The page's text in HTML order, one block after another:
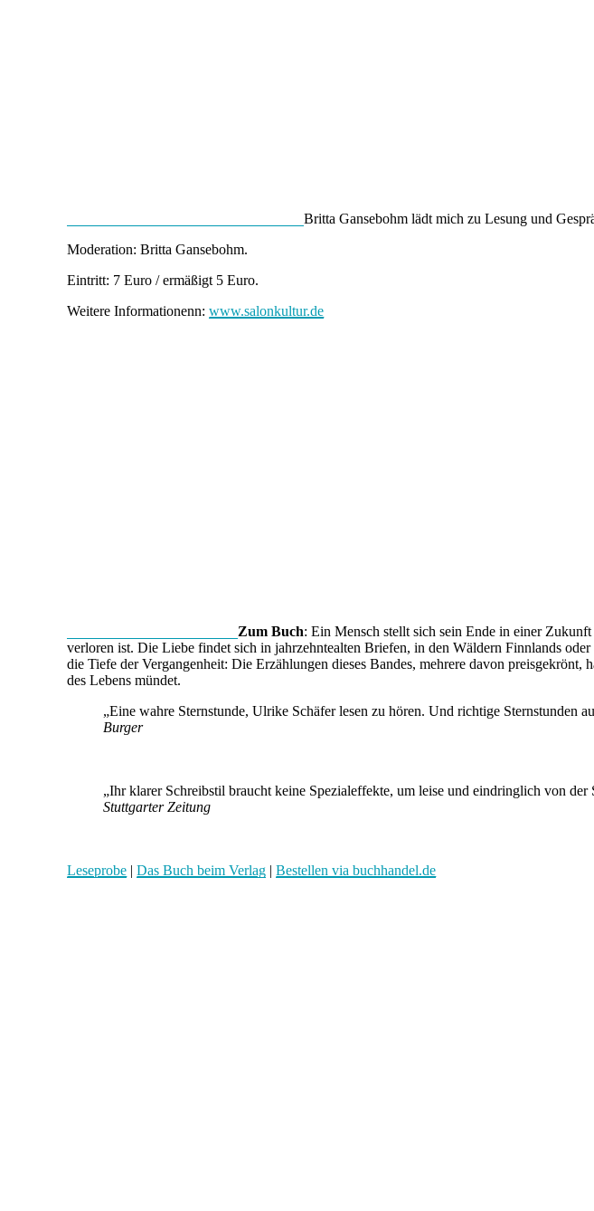
Britta Gansebohm lädt mich zu Lesung und
Moderation: Britta Gansebohm.
Eintritt: 7 Euro / ermäßigt 5 Euro.
Weitere Informationenn:www.salonkultur.de
Zum Buch: Ein Mensch stellt sich sein Ende in einer
verloren ist. Die Liebe findet sich in jahrzehntealten Briefen, in den Wäldern Finnlands
die Tiefe der Vergangenheit: Die Erzählungen dieses Bandes, mehrere davon
des Lebens mündet.
„Eine wahre Sternstunde, Ulrike Schäfer lesen zu hören. Und richtige Sternstunden
Burger
„Ihr klarer Schreibstil braucht keine Spezialeffekte, um leise und eindringlich von
Stuttgarter Zeitung
Leseprobe |Das Buch beim Verlag |Bestellen via buchhandel.de